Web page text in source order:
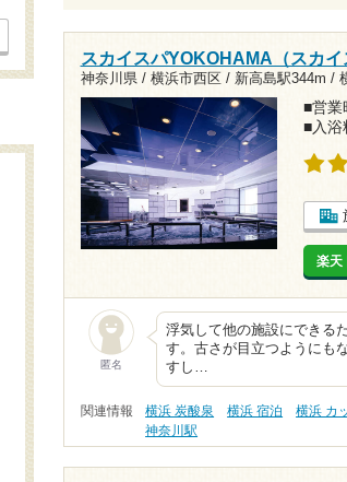
スカイスパYOKOHAMA（スカイ
神奈川県 / 横浜市西区 / 新高島駅344m /
■営業
■入浴
楽天
匿名
浮気して他の施設にできる
す。古さが目立つようにも
すし…
関連情報 横浜 炭酸泉 横浜 宿泊 横浜 カ
神奈川駅